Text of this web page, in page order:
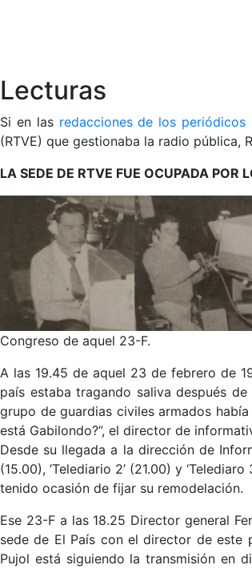
Lecturas
Si en lasredacciones de los periódicos
(RTVE) que gestionaba la radio pública,
LA SEDE DE RTVE FUE OCUPADA POR
Congreso de aquel 23-F.
A las 19.45 de aquel 23 de febrero de
país estaba tragando saliva después
grupo de guardias civiles armados
está Gabilondo?”, el director de
Desde su llegada a la dirección de
(15.00), ‘Telediario 2’ (21.00) y
tenido ocasión de fijar su remodelación.
Ese 23-F a las 18.25 Director general
sede de El País con el director de
Pujol está siguiendo la transmisión en